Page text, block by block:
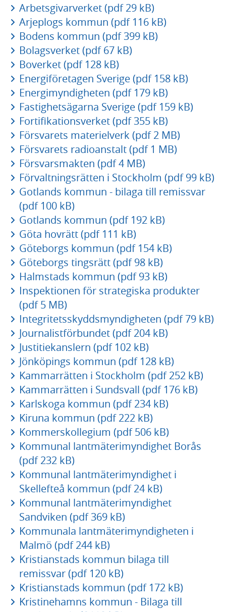
Arbetsgivarverket (pdf 29 kB)
Arjeplogs kommun (pdf 116 kB)
Bodens kommun (pdf 399 kB)
Bolagsverket (pdf 67 kB)
Boverket (pdf 128 kB)
Energiföretagen Sverige (pdf 158 kB)
Energimyndigheten (pdf 179 kB)
Fastighetsägarna Sverige (pdf 159 kB)
Fortifikationsverket (pdf 355 kB)
Försvarets materielverk (pdf 2 MB)
Försvarets radioanstalt (pdf 1 MB)
Försvarsmakten (pdf 4 MB)
Förvaltningsrätten i Stockholm (pdf 99 kB)
Gotlands kommun - bilaga till remissvar
(pdf 100 kB)
Gotlands kommun (pdf 192 kB)
Göta hovrätt (pdf 111 kB)
Göteborgs kommun (pdf 154 kB)
Göteborgs tingsrätt (pdf 98 kB)
Halmstads kommun (pdf 93 kB)
Inspektionen för strategiska produkter
(pdf 5 MB)
Integritetsskyddsmyndigheten (pdf 79 kB)
Journalistförbundet (pdf 204 kB)
Justitiekanslern (pdf 102 kB)
Jönköpings kommun (pdf 128 kB)
Kammarrätten i Stockholm (pdf 252 kB)
Kammarrätten i Sundsvall (pdf 176 kB)
Karlskoga kommun (pdf 234 kB)
Kiruna kommun (pdf 222 kB)
Kommerskollegium (pdf 506 kB)
Kommunal lantmäterimyndighet Borås
(pdf 232 kB)
Kommunal lantmäterimyndighet i
Skellefteå kommun (pdf 24 kB)
Kommunal lantmäterimyndighet
Sandviken (pdf 369 kB)
Kommunala lantmäterimyndigheten i
Malmö (pdf 244 kB)
Kristianstads kommun bilaga till
remissvar (pdf 120 kB)
Kristianstads kommun (pdf 172 kB)
Kristinehamns kommun - Bilaga till